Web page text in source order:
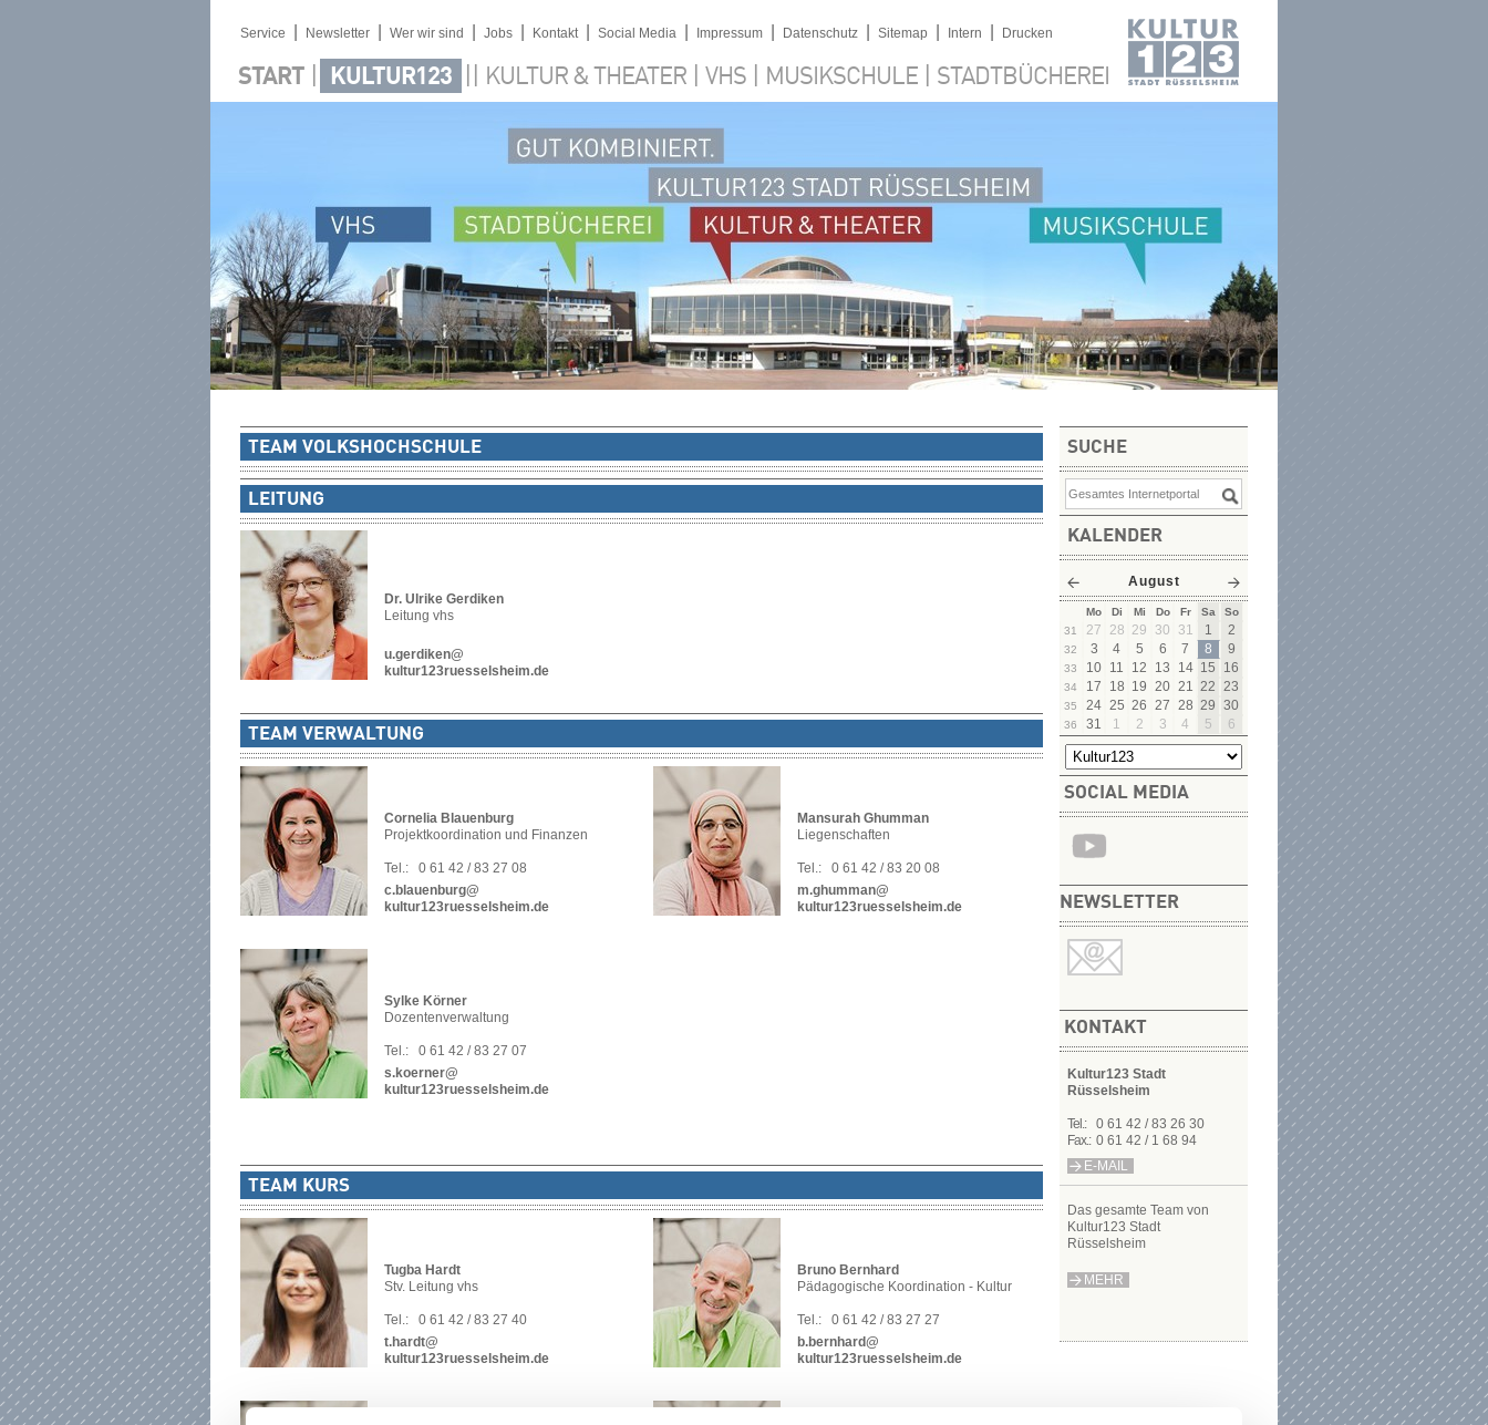
Service Newsletter Wer wir sind Jobs Kontakt Social Media Impressum Datenschutz Sitemap Intern Drucken
START KULTUR123 KULTUR & THEATER VHS MUSIKSCHULE STADTBÜCHEREI
SUCHE
KALENDER
August
Mo Di Mi Do Fr Sa
So
31
27 28 29 30 31 1 2
32 3 4 5 6 7 8 9
33 10 11 12 13 14 15 16
34 17 18 19 20 21 22 23
35 24 25 26 27 28 29 30
36 31 1 2 3 4 5 6
SOCIAL MEDIA
NEWSLETTER
KONTAKT
Kultur123 Stadt
Rüsselsheim
Tel.:
0 61 42 / 83 26 30
Fax.: 0 61 42 / 1 68 94
E-MAIL
Das gesamte T​​​​​​​eam von
Kultur123 Stadt
Rüsselsheim
MEHR
TEAM VOLKSHOCHSCHULE
LEITUNG
Dr. Ulrike Gerdiken
Leitung vhs
u.gerdiken@
kultur123ruesselsheim.de
TEAM VERWALTUNG
Cornelia Blauenburg
Projektkoordination und Finanzen
Tel.:
0 61 42 / 83 27 08
c.blauenburg@
kultur123ruesselsheim.de
Sylke Körner
Dozentenverwaltung
Tel.:
0 61 42 / 83 27 07
s.koerner@
kultur123ruesselsheim.de
Mansurah Ghumman
Liegenschaften
Tel.:
0 61 42 / 83 20 08
m.ghumman@
kultur123ruesselsheim.de
TEAM KURS
Tugba Hardt
Stv. Leitung vhs
Tel.:
0 61 42 / 83 27 40
t.hardt@
kultur123ruesselsheim.de
Bruno Bernhard
Pädagogische Koordination - Kultur
Tel.:
0 61 42 / 83 27 27
b.bernhard@
kultur123ruesselsheim.de